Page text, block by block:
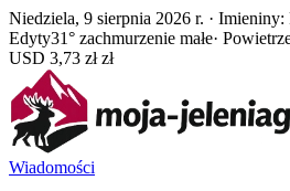
Niedziela, 9 sierpnia 2026 r. · Imieniny:
Edyty31° zachmurzenie małe·
USD 3,73 zł zł
Wiadomości